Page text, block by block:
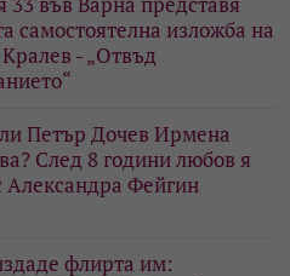
самостоятелна изложба на
- „Отвъд
Петър Дочев Ирмена
След 8 години любов я
Александра Фейгин
флирта им: